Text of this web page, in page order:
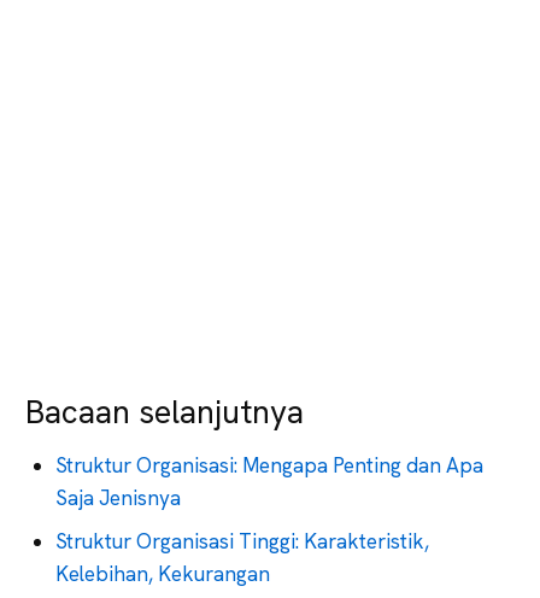
Bacaan selanjutnya
Struktur Organisasi: Mengapa Penting dan Apa
Saja Jenisnya
Struktur Organisasi Tinggi: Karakteristik,
Kelebihan, Kekurangan